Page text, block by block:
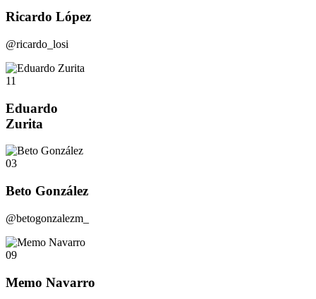
Ricardo López
@ricardo_losi
11
Eduardo
Zurita
03
Beto González
@betogonzalezm_
09
Memo Navarro